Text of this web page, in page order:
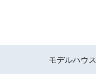
モデルハウス